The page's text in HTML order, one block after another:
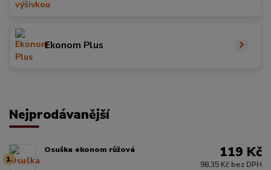
Ekonom Plus
Nejprodávanější
1.
Osuška ekonom růžová 119 Kč
98,35 Kč bez DPH